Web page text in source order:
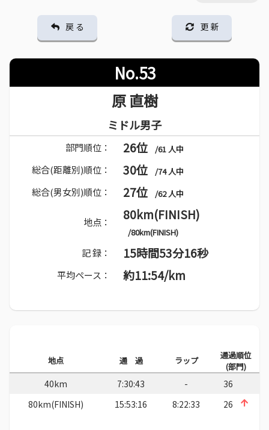
戻 る 更 新
No.53
原 直樹
ミドル男子
部門順位： 26位 /61 人中
総合(距離別)順位： 30位 /74 人中
総合(男女別)順位： 27位 /62 人中
地点： 80km(FINISH)
/80km(FINISH)
記 録： 15時間53分16秒
平均ペース： 約11:54/km
地点 通 過 ラップ
通過順位
(部門)
40km 7:30:43 -
36
80km(FINISH)
15:53:16 8:22:33 26